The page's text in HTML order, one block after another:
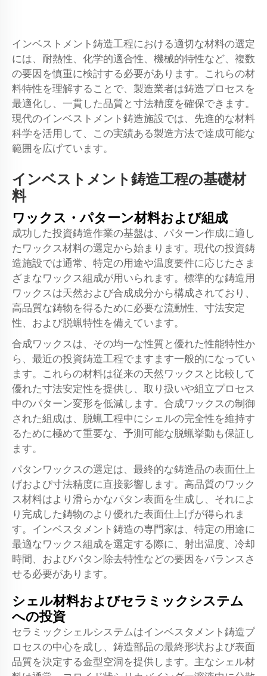
インベストメント鋳造工程における適切な材料の選定
には、耐熱性、化学的適合性、機械的特性など、複数
の要因を慎重に検討する必要があります。これらの材
料特性を理解することで、製造業者は鋳造プロセスを
最適化し、一貫した品質と寸法精度を確保できます。
現代のインベストメント鋳造施設では、先進的な材料
科学を活用して、この実績ある製造方法で達成可能な
範囲を広げています。
インベストメント鋳造工程の基礎材
料
ワックス・パターン材料および組成
成功した投資鋳造作業の基盤は、パターン作成に適し
たワックス材料の選定から始まります。現代の投資鋳
造施設では通常、特定の用途や温度要件に応じたさま
ざまなワックス組成が用いられます。標準的な鋳造用
ワックスは天然および合成成分から構成されており、
高品質な鋳物を得るために必要な流動性、寸法安定
性、および脱蝋特性を備えています。
合成ワックスは、その均一な性質と優れた性能特性か
ら、最近の投資鋳造工程でますます一般的になってい
ます。これらの材料は従来の天然ワックスと比較して
優れた寸法安定性を提供し、取り扱いや組立プロセス
中のパターン変形を低減します。合成ワックスの制御
された組成は、脱蝋工程中にシェルの完全性を維持す
るために極めて重要な、予測可能な脱蝋挙動も保証し
ます。
パタンワックスの選定は、最終的な鋳造品の表面仕上
げおよび寸法精度に直接影響します。高品質のワック
ス材料はより滑らかなパタン表面を生成し、それによ
り完成した鋳物のより優れた表面仕上げが得られま
す。インベスタメント鋳造の専門家は、特定の用途に
最適なワックス組成を選定する際に、射出温度、冷却
時間、およびパタン除去特性などの要因をバランスさ
せる必要があります。
シェル材料およびセラミックシステム
への投資
セラミックシェルシステムはインベスタメント鋳造プ
ロセスの中心を成し、鋳造部品の最終形状および表面
品質を決定する金型空洞を提供します。主なシェル材